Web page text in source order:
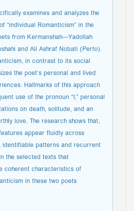
examines and analyzes the
“individual Romanticism” in the
from Kermanshah—Yadollah
and Ali Ashraf Nobati (Perto).
in contrast to its social
the poet’s personal and lived
Hallmarks of this approach
use of the pronoun “I,” personal
on death, solitude, and an
love. The research shows that,
appear fluidly across
identifiable patterns and recurrent
the selected texts that
coherent characteristics of
in these two poets.